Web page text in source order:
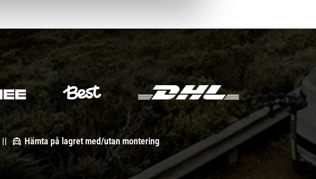
|| Hämta på lagret med/utan montering